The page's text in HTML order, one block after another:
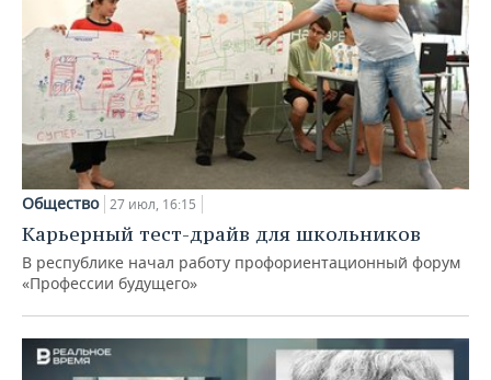
Общество 27 июл, 16:15
Карьерный тест-драйв для школьников
В республике начал работу профориентационный форум
«Профессии будущего»